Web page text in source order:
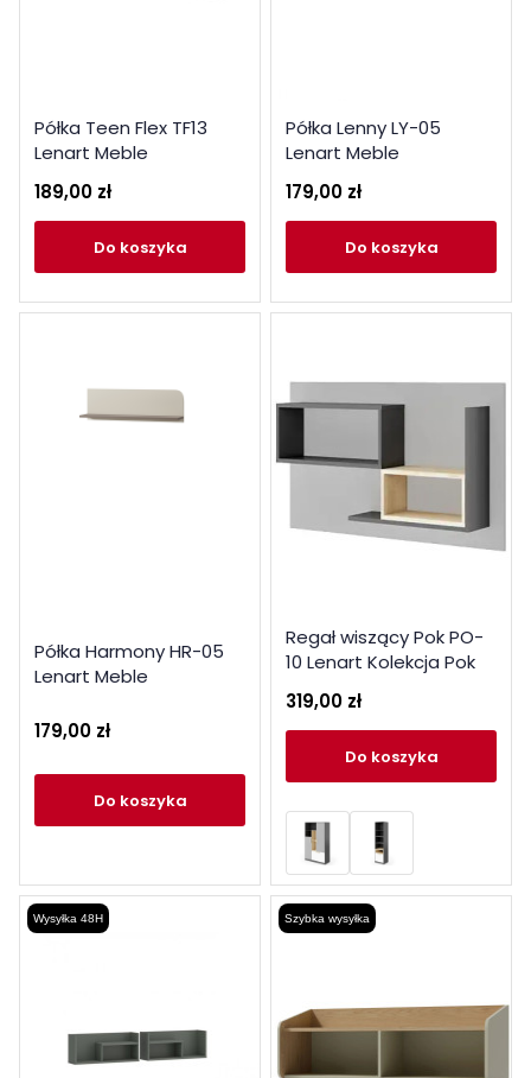
Półka Teen Flex TF13
Lenart Meble
189,00 zł
do koszyka
Półka Lenny LY-05
Lenart Meble
179,00 zł
do koszyka
Półka Harmony HR-05
Lenart Meble
179,00 zł
do koszyka
Regał wiszący Pok PO-
10 Lenart Kolekcja Pok
319,00 zł
do koszyka
Wysyłka 48H Szybka wysyłka